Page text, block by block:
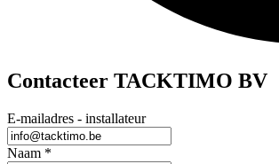
Contacteer TACKTIMO BV
E-mailadres - installateur
Naam *